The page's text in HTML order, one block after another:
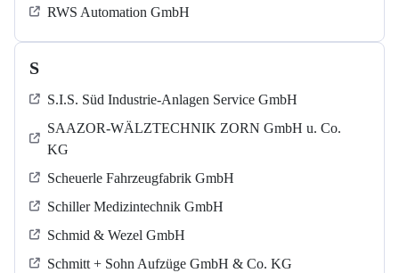
RWS Automation GmbH
S
S.I.S. Süd Industrie-Anlagen Service GmbH
SAAZOR-WÄLZTECHNIK ZORN GmbH u. Co.
KG
Scheuerle Fahrzeugfabrik GmbH
Schiller Medizintechnik GmbH
Schmid & Wezel GmbH
Schmitt + Sohn Aufzüge GmbH & Co. KG